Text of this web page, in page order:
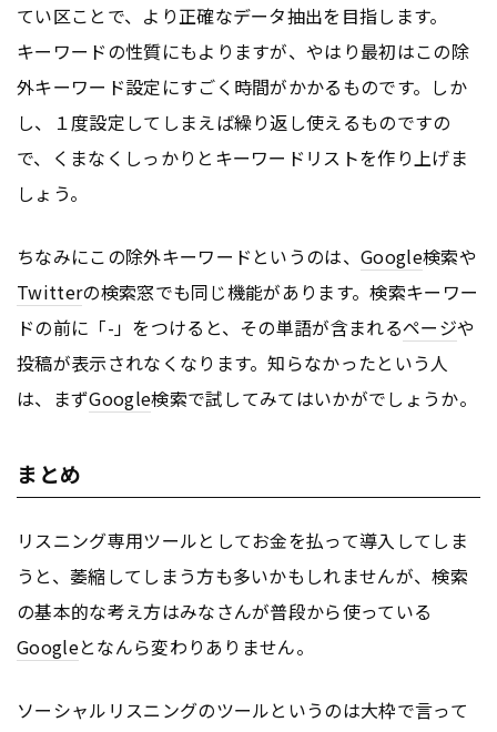
てい区ことで、より正確なデータ抽出を目指します。
キーワードの性質にもよりますが、やはり最初はこの除
外キーワード設定にすごく時間がかかるものです。しか
し、１度設定してしまえば繰り返し使えるものですの
で、くまなくしっかりとキーワードリストを作り上げま
しょう。
ちなみにこの除外キーワードというのは、Google検索や
Twitterの検索窓でも同じ機能があります。検索キーワー
ドの前に「-」をつけると、その単語が含まれるページや
投稿が表示されなくなります。知らなかったという人
は、まずGoogle検索で試してみてはいかがでしょうか。
まとめ
リスニング専用ツールとしてお金を払って導入してしま
うと、萎縮してしまう方も多いかもしれませんが、検索
の基本的な考え方はみなさんが普段から使っている
Googleとなんら変わりありません。
ソーシャルリスニングのツールというのは大枠で言って